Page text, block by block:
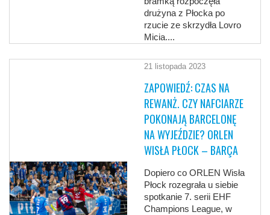
drużyna z Płocka po
rzucie ze skrzydła Lovro
Micia....
21 listopada 2023
ZAPOWIEDŹ: CZAS NA
REWANŻ. CZY NAFCIARZE
POKONAJĄ BARCELONĘ
NA WYJEŹDZIE? ORLEN
WISŁA PŁOCK – BARÇA
Dopiero co ORLEN Wisła
Płock rozegrała u siebie
spotkanie 7. serii EHF
Champions League, w